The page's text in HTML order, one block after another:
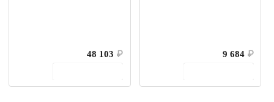
48 103 ₽
9 684 ₽